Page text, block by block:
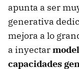
apunta a ser
generativa
mejora a lo
a inyectar
capacidades